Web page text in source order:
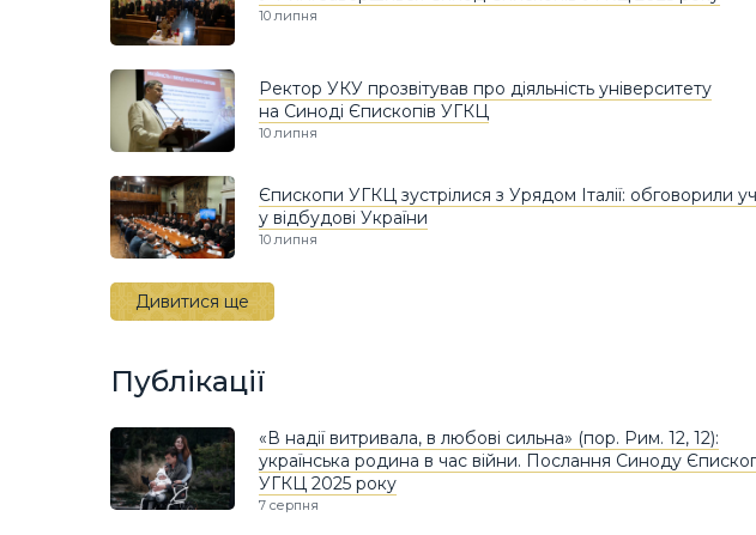
10 липня
Ректор УКУ прозвітував про діяльність університету
на Синоді Єпископів УГКЦ
10 липня
Єпископи УГКЦ зустрілися з Урядом Італії: обговорили
у відбудові України
10 липня
Дивитися ще
Публікації
«В надії витривала, в любові сильна» (пор. Рим. 12, 12):
українська родина в час війни. Послання Синоду
УГКЦ 2025 року
7 серпня